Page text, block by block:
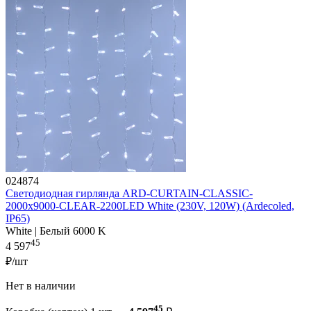
024874
Светодиодная гирлянда ARD-CURTAIN-CLASSIC-
2000x9000-CLEAR-2200LED White (230V, 120W) (Ardecoled,
IP65)
White | Белый 6000 K
4 59745
₽/шт
Нет в наличии
45